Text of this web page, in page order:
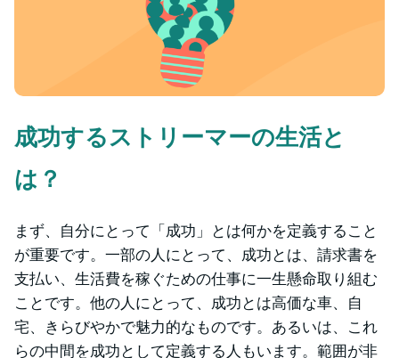
成功するストリーマーの生活と
は？
まず、自分にとって「成功」とは何かを定義すること
が重要です。一部の人にとって、成功とは、請求書を
支払い、生活費を稼ぐための仕事に一生懸命取り組む
ことです。他の人にとって、成功とは高価な車、自
宅、きらびやかで魅力的なものです。あるいは、これ
らの中間を成功として定義する人もいます。範囲が非